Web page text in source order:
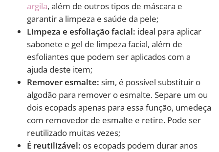
argila, além de outros tipos de máscara e
garantir a limpeza e saúde da pele;
Limpeza e esfoliação facial: ideal para aplicar
sabonete e gel de limpeza facial, além de
esfoliantes que podem ser aplicados com a
ajuda deste item;
Remover esmalte: sim, é possível substituir o
algodão para remover o esmalte. Separe um ou
dois ecopads apenas para essa função, umedeça
com removedor de esmalte e retire. Pode ser
reutilizado muitas vezes;
É reutilizável: os ecopads podem durar anos